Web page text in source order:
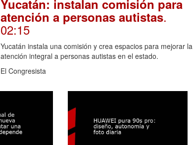
Yucatán: instalan comisión para
atención a personas autistas.
02:15
Yucatán instala una comisión y crea espacios para mejorar la
atención integral a personas autistas en el estado.
El Congresista